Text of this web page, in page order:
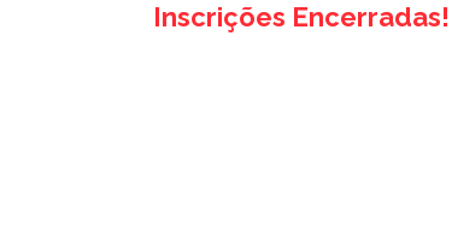
Inscrições Encerradas!